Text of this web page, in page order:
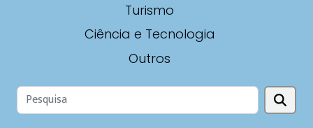
Turismo
Ciência e Tecnologia
Outros